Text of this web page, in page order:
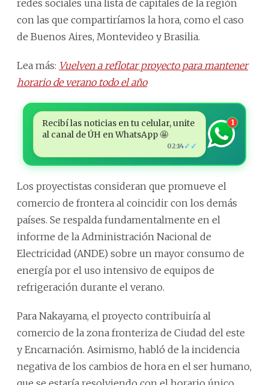
redes sociales una lista de capitales de la región
con las que compartiríamos la hora, como el caso
de Buenos Aires, Montevideo y Brasilia.
Lea más: Vuelven a reflotar proyecto para mantener
horario de verano todo el año
Recibí las noticias en tu celular, unite
al canal de ÚH en WhatsApp 🤩
02:14✓✓
1
Los proyectistas consideran que promueve el
comercio de frontera al coincidir con los demás
países. Se respalda fundamentalmente en el
informe de la Administración Nacional de
Electricidad (ANDE) sobre un mayor consumo de
energía por el uso intensivo de equipos de
refrigeración durante el verano.
Para Nakayama, el proyecto contribuiría al
comercio de la zona fronteriza de Ciudad del este
y Encarnación. Asimismo, habló de la incidencia
negativa de los cambios de hora en el ser humano,